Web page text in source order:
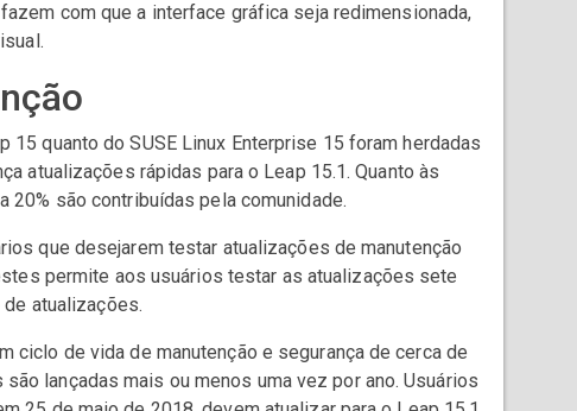
com que a interface gráfica seja redimensionada,
15 quanto do SUSE Linux Enterprise 15 foram herdadas
atualizações rápidas para o Leap 15.1. Quanto às
20% são contribuídas pela comunidade.
que desejarem testar atualizações de manutenção
permite aos usuários testar as atualizações sete
atualizações.
ciclo de vida de manutenção e segurança de cerca de
lançadas mais ou menos uma vez por ano. Usuários